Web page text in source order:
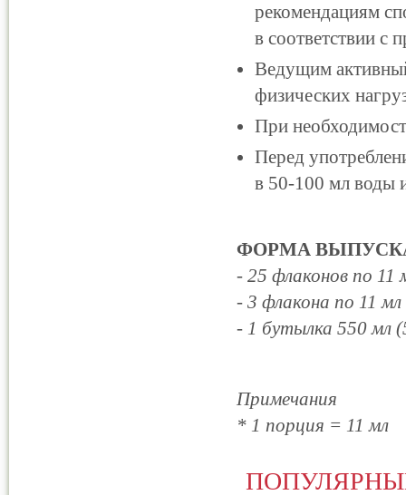
рекомендациям
в соответствии с
Ведущим
физических
При
Перед
в 50-100 мл воды
ФОРМА
- 25 флаконов по 11
- 3 флакона по 11
- 1 бутылка 550 мл
Примечания
* 1 порция = 11 мл